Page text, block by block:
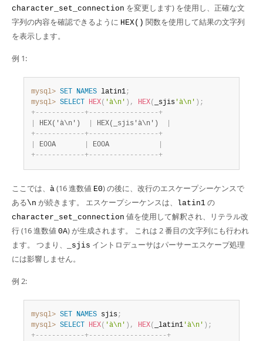
character_set_connection を変更します) を使用し、正確な文
字列の内容を確認できるように HEX() 関数を使用して結果の文字列
を表示します。
例 1:
mysql> SET NAMES latin1;
mysql> SELECT HEX( 'à\n' ) , HEX( _sjis 'à\n' ) ;
+- - - - - - - - - - - -+- - - - - - - - - - - - - - - - -+
HEX('à\n') HEX(_sjis'à\n')
+- - - - - - - - - - - -+- - - - - - - - - - - - - - - - -+
E00A E00A
+- - - - - - - - - - - -+- - - - - - - - - - - - - - - - -+
ここでは、 à (16 進数値 E0) の後に、改行のエスケープシーケンスで
ある\n が続きます。 エスケープシーケンスは、 latin1 の
character_set_connection 値を使用して解釈され、リテラル改
行 (16 進数値 0A) が生成されます。 これは 2 番目の文字列にも行われ
ます。 つまり、
_sjis イントロデューサはパーサーエスケープ処理
には影響しません。
例 2:
mysql> SET NAMES sjis;
mysql> SELECT HEX( 'à\n' ) , HEX( _latin1 'à\n' ) ;
+- - - - - - - - - - - -+- - - - - - - - - - - - - - - - - - -+